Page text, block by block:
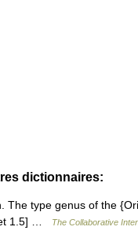
dictionnaires:
The type genus of the
1.5] …
The Collaborative